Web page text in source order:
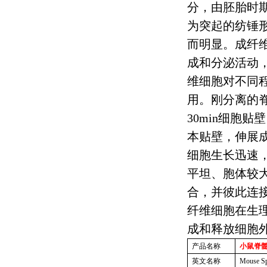
分，由胚胎时
为突起的纺锤
而明显。成纤
成和分泌活动
维细胞对不同
用。刚分离的
30min细胞贴
本贴壁，伸展
细胞生长迅速
平坦、胞体较
合，并彼此连
纤维细胞在生
成和释放细胞
产品名称
小鼠脊
英文名称
Mouse